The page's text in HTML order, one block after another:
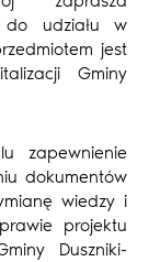
do udziału w
jest
Gminy
zapewnienie
dokumentów
wiedzy i
projektu
Duszniki-